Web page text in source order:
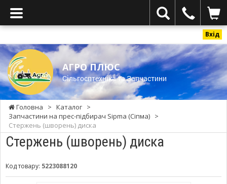
Вхід
АГРО ПЛЮС
Cільгосптехніка та Запчастини
Головна > Каталог >
Запчастини на прес-підбирач Sipma (Сіпма) >
Стержень (шворень) диска
Стержень (шворень) диска
Код товару: 5223088120